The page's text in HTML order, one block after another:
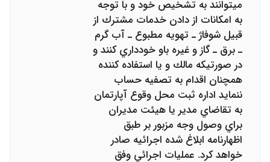
ميتوانند به تشخيص خود و با توجه
به امكانات از دادن خدمات مشترك از
قبيل شوفاژ ـ تهويه مطبوع ـ آب گرم
ـ برق ـ گاز و غيره باو خودداري كنند و
در صورتيكه مالك و يا استفاده كننده
همچنان اقدام به تصفيه حساب
ننمايد اداره ثبت محل وقوع آپارتمان
به تقاضاي مدير يا هيئت مديران
براي وصول وجه مزبور بر طبق
اظهارنامه ابلاغ شده اجرائيه صادر
خواهد كرد. عمليات اجرائي وفق